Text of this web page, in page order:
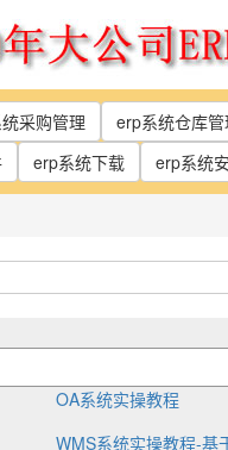
采购管理 erp系统仓库管
erp系统下载 erp系统
OA系统实操教程
WMS系统实操教程-基